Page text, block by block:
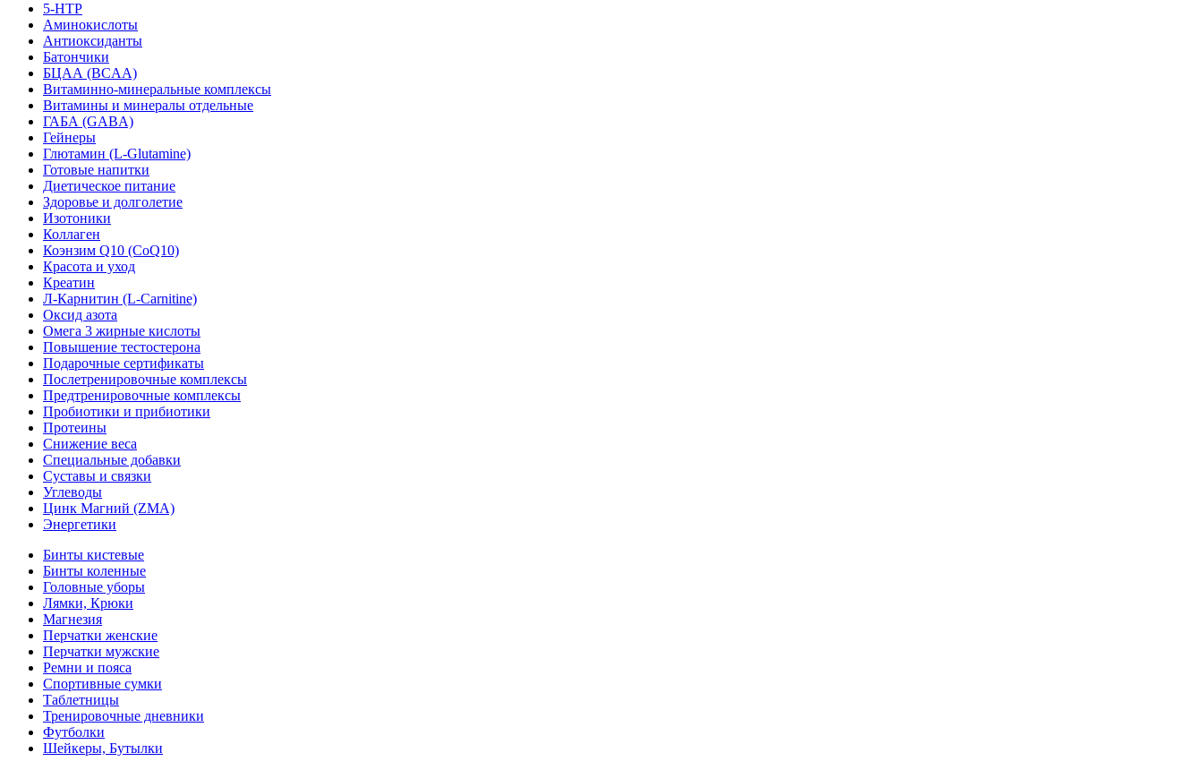
5-HTP
Аминокислоты
Антиоксиданты
Батончики
БЦАА (BCAA)
Витаминно-минеральные комплексы
Витамины и минералы отдельные
ГАБА (GABA)
Гейнеры
Глютамин (L-Glutamine)
Готовые напитки
Диетическое питание
Здоровье и долголетие
Изотоники
Коллаген
Коэнзим Q10 (CoQ10)
Красота и уход
Креатин
Л-Карнитин (L-Сarnitine)
Оксид азота
Омега 3 жирные кислоты
Повышение тестостерона
Подарочные сертификаты
Послетренировочные комплексы
Предтренировочные комплексы
Пробиотики и прибиотики
Протеины
Снижение веса
Специальные добавки
Суставы и связки
Углеводы
Цинк Магний (ZMA)
Энергетики
Бинты кистевые
Бинты коленные
Головные уборы
Лямки, Крюки
Магнезия
Перчатки женские
Перчатки мужские
Ремни и пояса
Спортивные сумки
Таблетницы
Тренировочные дневники
Футболки
Шейкеры, Бутылки